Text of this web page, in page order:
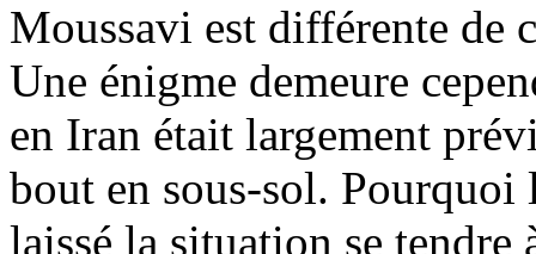
Moussavi est différente de
Une énigme demeure
en Iran était largement
bout en sous-sol.
laissé la situation se